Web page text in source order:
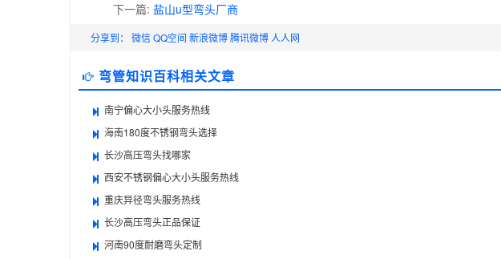
下一篇: 盐山u型弯头厂商
分享到： 微信QQ空间 新浪微博腾讯微博 人人网
弯管知识百科相关文章
南宁偏心大小头服务热线
海南180度不锈钢弯头选择
长沙高压弯头找哪家
西安不锈钢偏心大小头服务热线
重庆异径弯头服务热线
长沙高压弯头正品保证
河南90度耐磨弯头定制